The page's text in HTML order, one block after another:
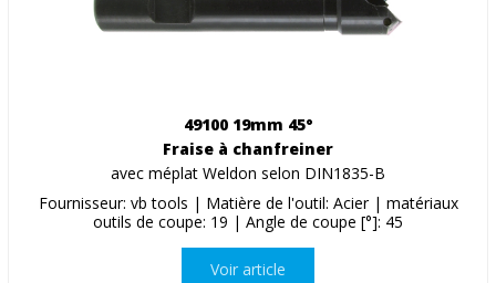
49100 19mm 45°
Fraise à chanfreiner
avec méplat Weldon selon DIN1835-B
Fournisseur: vb tools | Matière de l'outil: Acier | matériaux
outils de coupe: 19 | Angle de coupe [°]: 45
Voir article